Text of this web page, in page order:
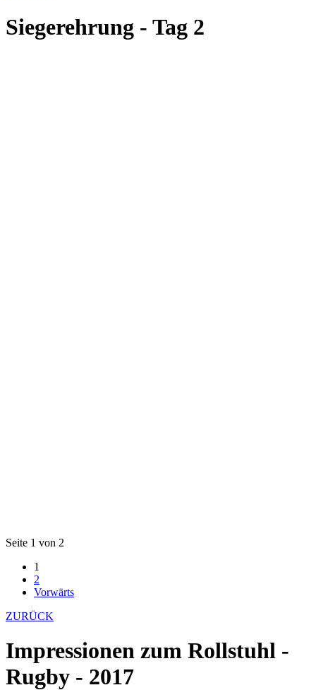
Siegerehrung - Tag 2
Seite 1 von 2
1
2
Vorwärts
ZURÜCK
Impressionen zum Rollstuhl -
Rugby - 2017